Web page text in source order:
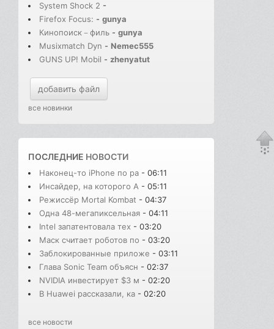
System Shock 2 -
Firefox Focus: - gunya
Кинопоиск－филь - gunya
Musixmatch Dyn - Nemec555
GUNS UP! Mobil - zhenyatut
добавить файл
все новинки
ПОСЛЕДНИЕ НОВОСТИ
Наконец-то iPhone по ра - 06:11
Инсайдер, на которого A - 05:11
Режиссёр Mortal Kombat - 04:37
Одна 48-мегапиксельная - 04:11
Intel запатентовала тех - 03:20
Маск считает роботов по - 03:20
Заблокированные приложе - 03:11
Глава Sonic Team объясн - 02:37
NVIDIA инвестирует $3 м - 02:20
В Huawei рассказали, ка - 02:20
все новости